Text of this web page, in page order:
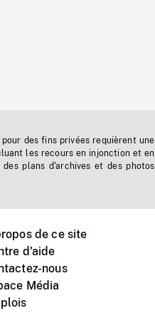
des fins privées requièrent une
les recours en injonction et en
plans d'archives et des photos
de ce site
d'aide
nous
Média